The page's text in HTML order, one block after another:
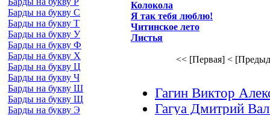
Барды на букву С
Барды на букву Т
Барды на букву У
Барды на букву Ф
Барды на букву Х
Барды на букву Ц
Барды на букву Ч
Барды на букву Ш
Барды на букву Щ
Барды на букву Э
Колокола
Я так тебя люблю!
Читинское лето
Листья
<< [Первая] <
Гагин Виктор
Гагуа Дмитрий